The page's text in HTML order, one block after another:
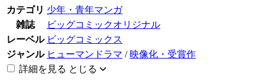
カテゴリ 少年・青年マンガ
雑誌
ビッグコミックオリジナル
レーベル ビッグコミックス
ジャンル ヒューマンドラマ / 映像化・受賞作
詳細を見る とじる